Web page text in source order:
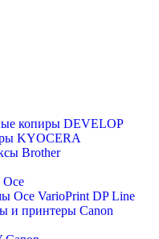
копиры DEVELOP
KYOCERA
Brother
Oce VarioPrint DP Line
и принтеры Canon